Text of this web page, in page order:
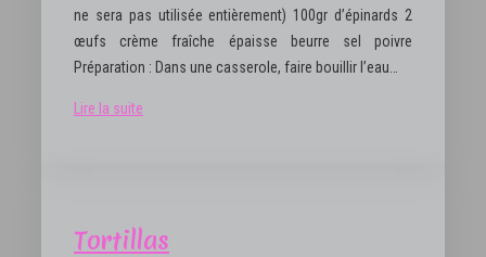
ne sera pas utilisée entièrement) 100gr d’épinards 2
œufs crème fraîche épaisse beurre sel poivre
Préparation : Dans une casserole, faire bouillir l’eau…
Lire la suite
Tortillas